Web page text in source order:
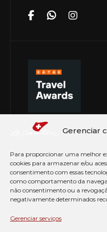
Gerenciar
Para proporcionar uma melhor
cookies para armazenar e/ou
consentimento com essas
como comportamento da
não consentimento ou a
negativamente determinados
Gerenciar serviços
© Copyright 2026 Le